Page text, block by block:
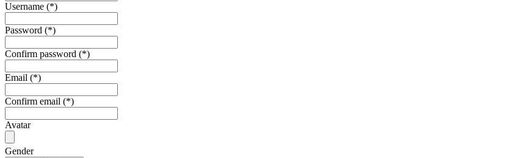
Username (*)
Password (*)
Confirm password (*)
Email (*)
Confirm email (*)
Avatar
Gender